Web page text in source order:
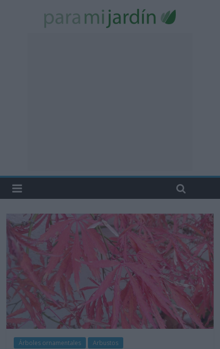
Árboles ornamentales Arbustos